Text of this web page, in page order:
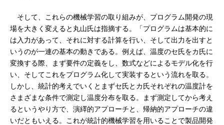
そして、これらの機械学習の取り組みが、プログラム開発の現
場を大きく変えると丸山氏は指摘する。「プログラムは基本的に
は入力があって、それに対する計算を行い、そして出力を出すと
いうのが一連の基本の動きである。例えば、温度のセ氏をカ氏に
変換する際、まず要件の定義をし、数式などによるモデル化を行
い、そしてこれをプログラム化して実装するという流れを取る。
しかし、統計的考えでいくとまずセ氏とカ氏それぞれの温度計を
さまざまな条件で測定し温度分布を取る。まず測定してから考え
るというやり方で、演繹的アプローチと、帰納的アプローチの違
いだともいえる。これが統計的機械学習を用いることで製品開発